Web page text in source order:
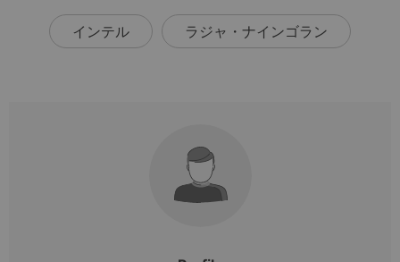
インテル ラジャ・ナインゴラン